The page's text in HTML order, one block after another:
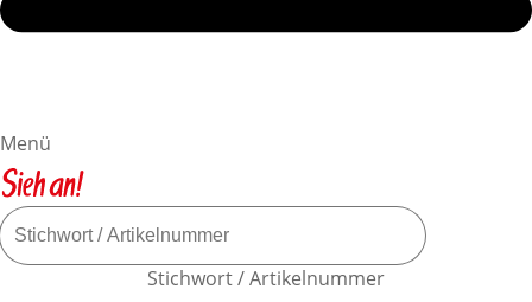
Menü
Stichwort / Artikelnummer